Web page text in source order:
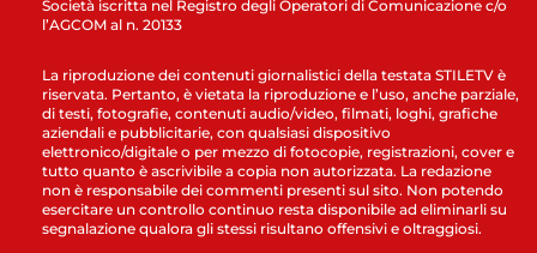
Società iscritta nel Registro degli Operatori di Comunicazione c/o
l’AGCOM al n. 20133
La riproduzione dei contenuti giornalistici della testata STILETV è
riservata. Pertanto, è vietata la riproduzione e l’uso, anche parziale,
di testi, fotografie, contenuti audio/video, filmati, loghi, grafiche
aziendali e pubblicitarie, con qualsiasi dispositivo
elettronico/digitale o per mezzo di fotocopie, registrazioni, cover e
tutto quanto è ascrivibile a copia non autorizzata. La redazione
non è responsabile dei commenti presenti sul sito. Non potendo
esercitare un controllo continuo resta disponibile ad eliminarli su
segnalazione qualora gli stessi risultano offensivi e oltraggiosi.